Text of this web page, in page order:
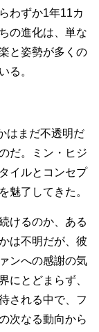
わずか1年11カ
の進化は、単な
と姿勢が多くの
る。
はまだ不透明だ
だ。ミン・ヒジ
イルとコンセプ
魅了してきた。
けるのか、ある
は不明だが、彼
ンへの感謝の気
にとどまらず、
される中で、フ
次なる動向から